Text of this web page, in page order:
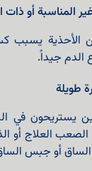
غير المناسبة أو
من الأحذية
الدم جيداً.
طويلة
يستريحون في
العلاج أو
أو جبس